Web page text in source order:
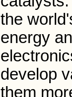
the
energy
develop
them